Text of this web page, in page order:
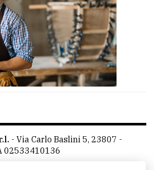
- Via Carlo Baslini 5, 23807 -
02533410136